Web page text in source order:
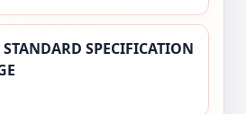
SPECIFICATION